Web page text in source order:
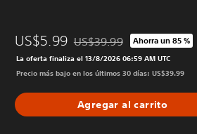
US$5.99 Rebajado del precio
US$39.99 Ahorra un 85 %
La oferta finaliza el 13/8/2026 06:59 AM UTC
Precio más bajo en los últimos 30 días: US$39.99
Agregar al carrito